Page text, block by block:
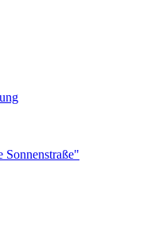
Sonnenstraße"